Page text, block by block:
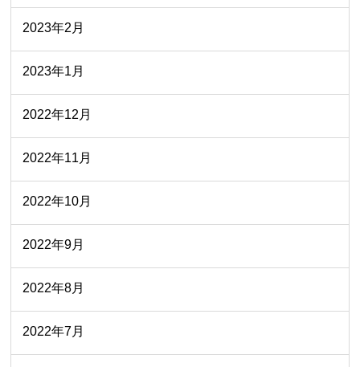
2023年2月
2023年1月
2022年12月
2022年11月
2022年10月
2022年9月
2022年8月
2022年7月